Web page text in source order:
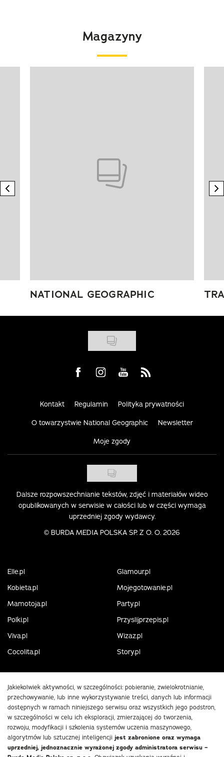
Magazyny
previous element
NATIONAL GEOGRAPHIC
Visit us on Facebook
Visit us on Instagram
Visit us on Youtube
Visit us on Rss
Kontakt Regulamin Polityka prywatności
O towarzystwie National Geographic Newsletter
Moje zgody
Dalsze rozpowszechnianie tekstów, zdjęć i materiałów wideo
opublikowanych w serwisie w całości lub w części wymaga
uprzedniej zgody wydawcy.
© BURDA MEDIA POLSKA SP. Z O. O. 2026
Elle.pl
Glamour.pl
Kobieta.pl
Mojegotowanie.pl
Mamotoja.pl
Party.pl
Polki.pl
Przyslijprzepis.pl
Viva.pl
Wizaz.pl
Cocolita.pl
Story.pl
Jakiekolwiek aktywności, w szczególności: pobieranie, zwielokrotnianie,
przechowywanie, lub inne wykorzystywanie treści, danych lub informacji
dostępnych w ramach niniejszego serwisu oraz wszystkich jego podstron,
w szczególności w celu ich eksploracji, zmierzającej do tworzenia,
rozwoju, modyfikacji i szkolenia systemów uczenia maszynowego,
algorytmów lub sztucznej inteligencji jest zabronione oraz wymaga
uprzedniej, jednoznacznie wyrażonej zgody administratora serwisu –